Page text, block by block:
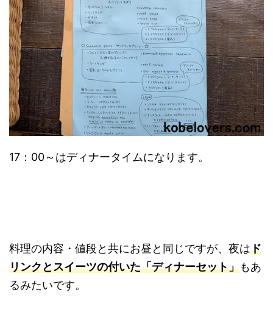
17：00～はディナータイムになります。
料理の内容・値段と共にお昼と同じですが、夜はド
リンクとスイーツの付いた「ディナーセット」もあ
るみたいです。